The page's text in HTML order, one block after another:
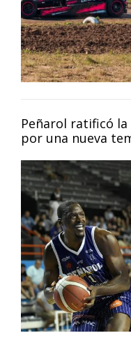
Peñarol ratificó
por una nueva